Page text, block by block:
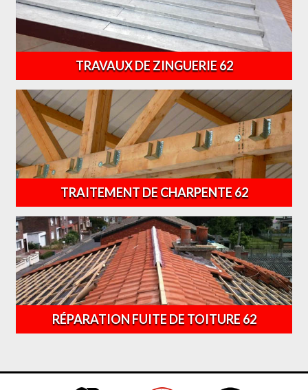
TRAVAUX DE ZINGUERIE 62
TRAITEMENT DE CHARPENTE 62
RÉPARATION FUITE DE TOITURE 62